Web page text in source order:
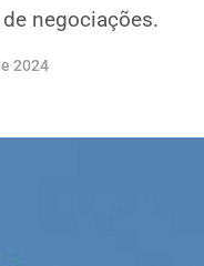
negociações.
2024